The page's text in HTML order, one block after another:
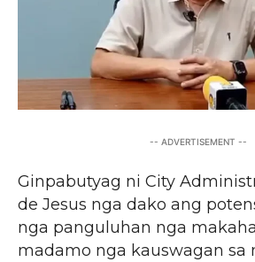
-- ADVERTISEMENT --
Ginpabutyag ni City
de Jesus nga dako ang
nga panguluhan nga
madamo nga kauswagan sa